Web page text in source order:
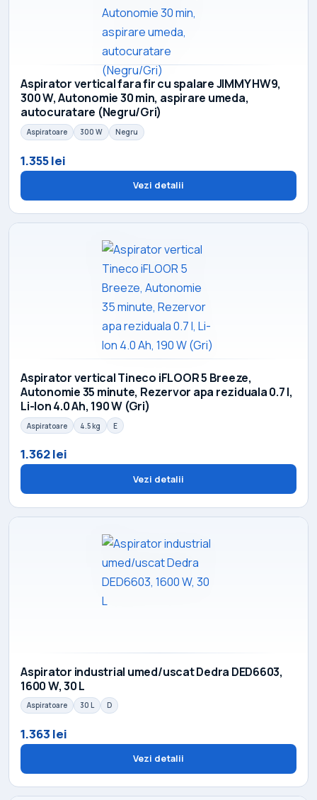
Aspirator vertical fara fir cu spalare JIMMY HW9,
300 W, Autonomie 30 min, aspirare umeda,
autocuratare (Negru/Gri)
Aspiratoare 300 W Negru
1.355 lei
Vezi detalii
Aspirator vertical Tineco iFLOOR 5 Breeze,
Autonomie 35 minute, Rezervor apa reziduala 0.7 l,
Li-Ion 4.0 Ah, 190 W (Gri)
Aspiratoare 4.5 kg E
1.362 lei
Vezi detalii
Aspirator industrial umed/uscat Dedra DED6603,
1600 W, 30 L
Aspiratoare 30 L D
1.363 lei
Vezi detalii